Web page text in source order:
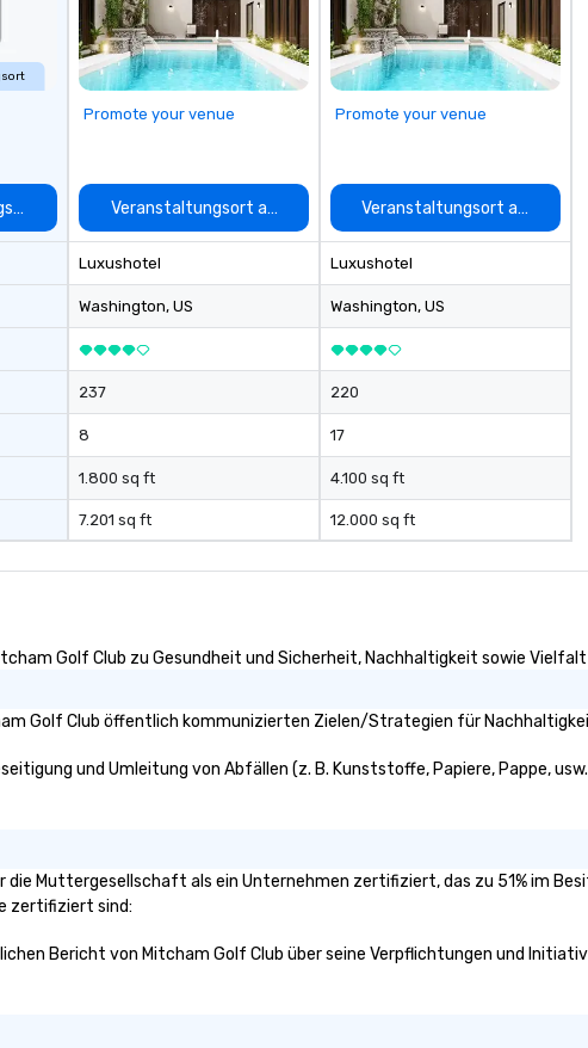
auswählen
Promote your venue
Veranstaltungsort auswählen
Luxushotel
Washington, US
237
8
1.800 sq ft
7.201 sq ft
Promote your venue
Veranstaltungsort
Luxushotel
Washington, US
220
17
4.100 sq ft
12.000 sq ft
Golf Club zu Gesundheit und Sicherheit, Nachhaltigkeit sowie Vielfalt
Golf Club öffentlich kommunizierten Zielen/Strategien für
und Umleitung von Abfällen (z. B. Kunststoffe, Papiere, Pappe,
die Muttergesellschaft als ein Unternehmen zertifiziert, das zu 51% im
zertifiziert sind:
Bericht von Mitcham Golf Club über seine Verpflichtungen und